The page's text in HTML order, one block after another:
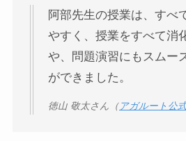
阿部先生の授業は、すべ
やすく、授業をすべて消
や、問題演習にもスムー
ができました。
徳山 敬太さん（アガルート公